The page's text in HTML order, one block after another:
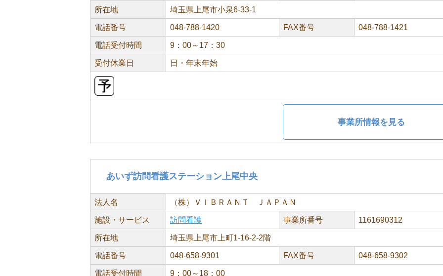
所在地 埼玉県上尾市小泉6-33-1
電話番号 048-788-1420 FAX番号 048-788-1421
電話受付時間 9：00～17：30
受付休業日 日・年末年始
事業所情報を見る
あいず訪問看護ステーション上尾中央
法人名 （株）ＶＩＢＲＡＮＴ ＪＡＰＡＮ
施設・サービス 訪問看護 事業所番号 1161690312
所在地 埼玉県上尾市上町1-16-2-2階
電話番号 048-658-9301 FAX番号 048-658-9302
電話受付時間 9：00～18：00